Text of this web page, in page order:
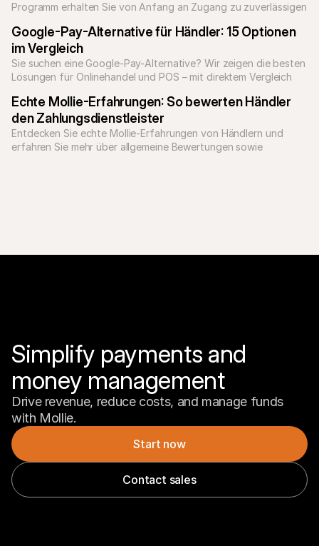
Programm erhalten Sie von Anfang an Zugang zu zuverlässigen
Google-Pay-Alternative für Händler: 15 Optionen
im Vergleich
Sie suchen eine Google-Pay-Alternative? Wir zeigen die besten
Lösungen für Onlinehandel und POS – mit direktem Vergleich
Echte Mollie-Erfahrungen: So bewerten Händler
den Zahlungsdienstleister
Entdecken Sie echte Mollie-Erfahrungen von Händlern und
erfahren Sie mehr über allgemeine Bewertungen sowie
Simplify payments and
money management
Drive revenue, reduce costs, and manage funds
with Mollie.
Start now
Contact sales